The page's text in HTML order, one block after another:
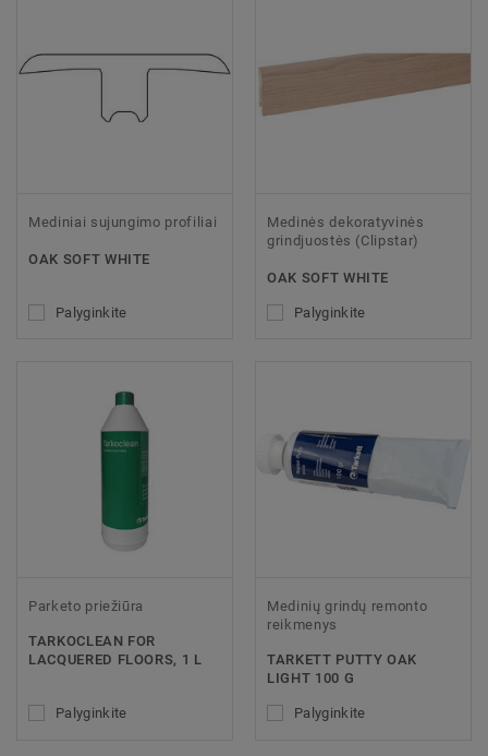
Mediniai sujungimo profiliai
OAK SOFT WHITE
Palyginkite
Medinės dekoratyvinės
grindjuostės (Clipstar)
OAK SOFT WHITE
Palyginkite
Parketo priežiūra
TARKOCLEAN FOR
LACQUERED FLOORS, 1 L
Palyginkite
Medinių grindų remonto
reikmenys
TARKETT PUTTY OAK
LIGHT 100 G
Palyginkite